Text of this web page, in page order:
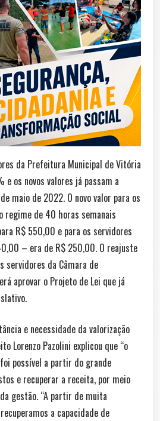
da Prefeitura Municipal de Vitória
os novos valores já passam a
maio de 2022. O novo valor para os
regime de 40 horas semanais
R$ 550,00 e para os servidores
– era de R$ 250,00. O reajuste
servidores da Câmara de
aprovar o Projeto de Lei que já
e necessidade da valorização
Lorenzo Pazolini explicou que “o
possível a partir do grande
e recuperar a receita, por meio
gestão. “A partir de muita
a capacidade de